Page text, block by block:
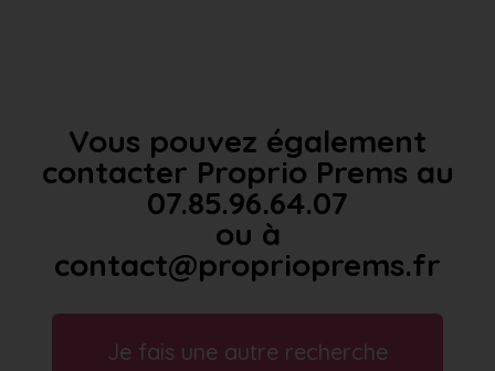
Vous pouvez également
contacter Proprio Prems au
07.85.96.64.07
ou à
contact@proprioprems.fr
Je fais une autre recherche